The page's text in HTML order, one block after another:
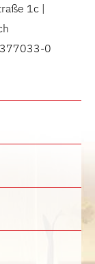
1c |
0